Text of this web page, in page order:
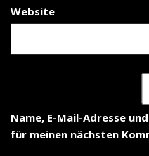
Website
Name, E-Mail-Adresse
für meinen nächsten